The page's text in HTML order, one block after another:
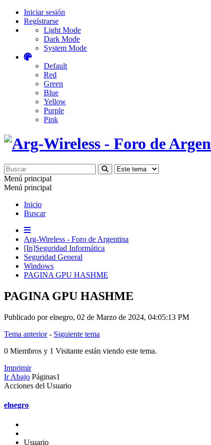
Iniciar sesión
Regístrarse
Light Mode
Dark Mode
System Mode
Default
Red
Green
Blue
Yellow
Purple
Pink
Menú principal
Menú principal
Inicio
Buscar
Arg-Wireless - Foro de Argentina
[In]Seguridad Informática
Seguridad General
Windows
PAGINA GPU HASHME
PAGINA GPU HASHME
Publicado por elnegro, 02 de Marzo de 2024, 04:05:13 PM
Tema anterior- Siguiente tema
0 Miembros y 1 Visitante están viendo este tema.
Imprimir
Ir Abajo Páginas1
Acciones del Usuario
elnegro
Usuario